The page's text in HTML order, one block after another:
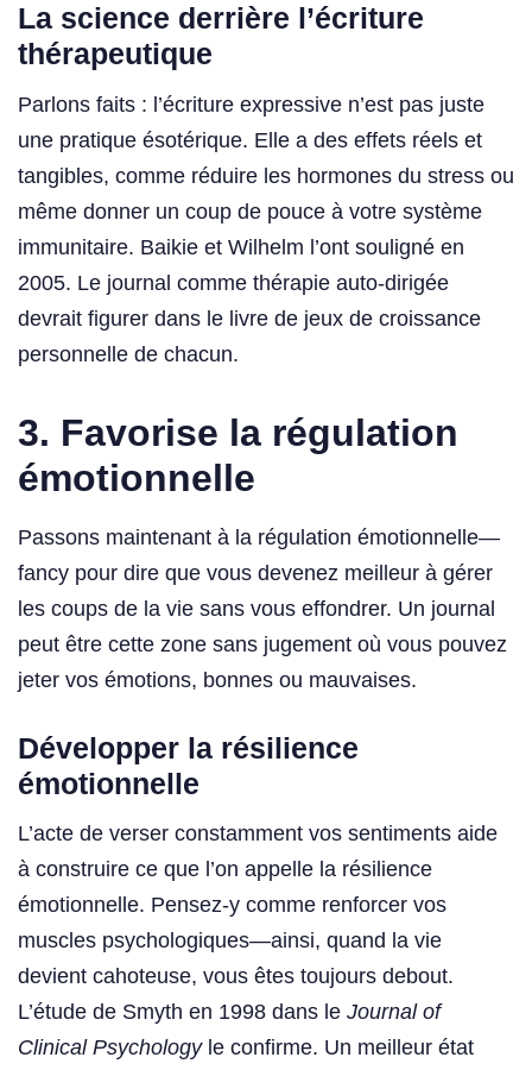
La science derrière l’écriture
thérapeutique
Parlons faits : l’écriture expressive n’est pas juste
une pratique ésotérique. Elle a des effets réels et
tangibles, comme réduire les hormones du stress ou
même donner un coup de pouce à votre système
immunitaire. Baikie et Wilhelm l’ont souligné en
2005. Le journal comme thérapie auto-dirigée
devrait figurer dans le livre de jeux de croissance
personnelle de chacun.
3. Favorise la régulation
émotionnelle
Passons maintenant à la régulation émotionnelle—
fancy pour dire que vous devenez meilleur à gérer
les coups de la vie sans vous effondrer. Un journal
peut être cette zone sans jugement où vous pouvez
jeter vos émotions, bonnes ou mauvaises.
Développer la résilience
émotionnelle
L’acte de verser constamment vos sentiments aide
à construire ce que l’on appelle la résilience
émotionnelle. Pensez-y comme renforcer vos
muscles psychologiques—ainsi, quand la vie
devient cahoteuse, vous êtes toujours debout.
L’étude de Smyth en 1998 dans le Journal of
Clinical Psychologyle confirme. Un meilleur état